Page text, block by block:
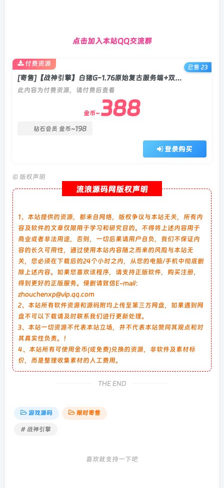
点击加入本站QQ交流群
[寄售]【战神引擎】白猪G-1.76原始复古服务端+双端+教程
此内容为付费资源，请付费后查看
金币~ 388
钻石会员 金币~198
登录购买
付费资源
已售 23
© 版权声明
流浪源码网版权声明
1、本站提供的资源，都来自网络，版权争议与本站无关，所有内
容及软件的文章仅限用于学习和研究目的。不得将上述内容用于
商业或者非法用途，否则，一切后果请用户自负，我们不保证内
容的长久可用性，通过使用本站内容随之而来的风险与本站无
关，您必须在下载后的24个小时之内，从您的电脑/手机中彻底删
除上述内容。如果您喜欢该程序，请支持正版软件，购买注册，
得到更好的正版服务。侵删请致信E-mail：
zhouchenxp@vip.qq.com
2、本站所有软件资源和源码附均上传至第三方网盘，如果遇到网
盘不可以下载请及时联系我们进行更新处理。
3、本站一切资源不代表本站立场，并不代表本站赞同其观点和对
其真实性负责。！
4、本站所有可使用金币(或免费)兑换的资源，非软件及素材标
价，而是整理收集素材的人工费用。
THE END
游戏源码 限时寄售
# 战神引擎
喜欢就支持一下吧